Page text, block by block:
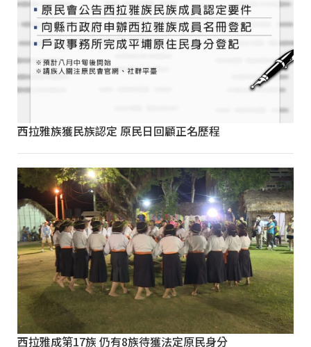
西拉雅族獲民族認定 原民日回顧正名歷程
西拉雅成第17族 仍有8族待獲法定原民身分